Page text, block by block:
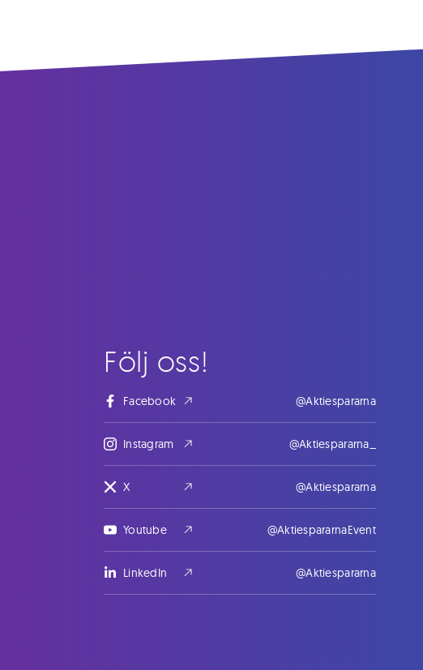
Följ oss!
Facebook @Aktiespararna
Instagram @Aktiespararna_
X @Aktiespararna
Youtube @AktiespararnaEvent
LinkedIn @Aktiespararna